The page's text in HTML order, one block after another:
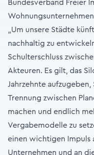
Bundesverband Freier
„Um unsere Städte
nachhaltig zu
Schulterschluss
Akteuren. Es gilt, das
Jahrzehnte
Trennung zwischen
machen und endlich
Vergabemodelle zu
einen wichtigen Impuls
Unternehmen und an